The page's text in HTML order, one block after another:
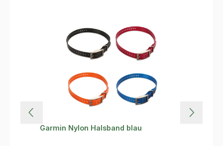
Garmin Nylon Halsband blau